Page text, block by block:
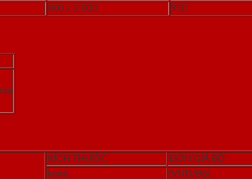
800 x 2.000 950
KÍCH THƯỚC
ĐƠN GIÁ BỘ
(mm)
(VNĐ/Bộ)